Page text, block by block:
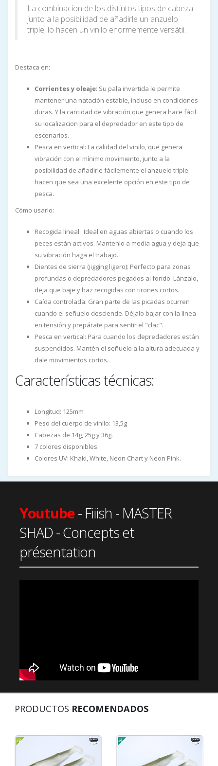
La combinacion de los distintos tipos de cabeza
junto a la posibilidad de añadirle un anzuelo
triple, lo hacen un vinilo enormemente versátil.
Destaca en:
Corrientes y oleaje: Su pala invertida le permite
mantener una natación estable, incluso en condiciones
duras. Y la cantidad de vibración que genera hace fácil
su localizacion para el depredador en este tipo de
escenarios.
Pesca en vertical: La calidad del vinilo, que genera
vibración con el mínimo movimiento, junto a la
posibilidad de añadirle fácilemente el anzuelo triple
hacen que sea una excelente opción en este tipo de
pesca.
Cómo usarlo:
Recogida lineal: Ideal en aguas abiertas o cuando los
peces están activos. Mantenlo a media agua y deja que
su vibración haga el trabajo.
Dientes de sierra (jigging ligero): Perfecto para zonas
profundas o depredadores pegados al fondo. Lánzalo,
deja que baje y haz recogidas con tirones cortos.
Caída controlada: Gran parte de las picadas ocurren
cuando el señuelo desciende. Déjalo bajar con la línea
en tensión y prepárate para sentir el "clac".
Pesca en vertical: Para cuando los depredadores están
suspendidos. Mantén el señuelo a la altura adecuada y
dale movimientos cortos.
Características técnicas:
Longitud: 125mm
Peso del cuerpo de vinilo: 13,5g
Cabezas de 14g, 25g y 36g.
7 colores disponibles.
Colores UV: Khaki, White, Neon Chart y Neon Pink.
Youtube- Fiiish - MASTER
SHAD - Concepts et
présentation
PRODUCTOS RECOMENDADOS